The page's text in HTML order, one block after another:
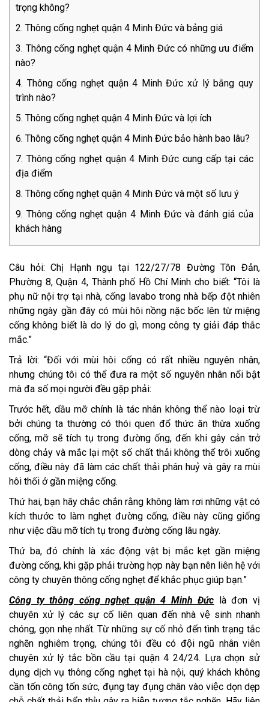
trọng không?
Thông cống nghẹt quận 4 Minh Đức và bảng giá
Thông cống nghẹt quận 4 Minh Đức có những ưu điểm
nào?
Thông cống nghẹt quận 4 Minh Đức xử lý bằng quy
trình nào?
Thông cống nghẹt quận 4 Minh Đức và lợi ích
Thông cống nghẹt quận 4 Minh Đức bảo hành bao lâu?
Thông cống nghẹt quận 4 Minh Đức cung cấp tại các
địa điểm
Thông cống nghẹt quận 4 Minh Đức và một số lưu ý
Thông cống nghẹt quận 4 Minh Đức và đánh giá của
khách hàng
Câu hỏi: Chị Hạnh ngụ tại 122/27/78 Đường Tôn Đản,
Phường 8, Quận 4, Thành phố Hồ Chí Minh cho biết: “Tôi là
phụ nữ nội trợ tại nhà, cống lavabo trong nhà bếp đột nhiên
những ngày gần đây có mùi hôi nồng nặc bốc lên từ miệng
cống không biết là do lý do gì, mong công ty giải đáp thắc
mắc.”
Trả lời: “Đối với mùi hôi cống có rất nhiều nguyên nhân,
nhưng chúng tôi có thể đưa ra một số nguyên nhân nổi bật
mà đa số mọi người đều gặp phải:
Trước hết, dầu mỡ chính là tác nhân không thể nào loại trừ
bởi chúng ta thường có thói quen đổ thức ăn thừa xuống
cống, mỡ sẽ tích tụ trong đường ống, đến khi gây cản trở
dòng chảy và mắc lại một số chất thải không thể trôi xuống
cống, điều này đã làm các chất thải phân huỷ và gây ra mùi
hôi thối ở gần miệng cống.
Thứ hai, bạn hãy chắc chắn rằng không làm rơi những vật có
kích thước to làm nghẹt đường cống, điều này cũng giống
như việc dầu mỡ tích tụ trong đường cống lâu ngày.
Thứ ba, đó chính là xác động vật bị mắc kẹt gần miệng
đường cống, khi gặp phải trường hợp này bạn nên liên hệ với
công ty chuyên thông cống nghẹt để khắc phục giúp bạn.”
Công ty thông cống nghẹt quận 4 Minh Đức là đơn vị
chuyên xử lý các sự cố liên quan đến nhà vệ sinh nhanh
chóng, gọn nhẹ nhất. Từ những sự cố nhỏ đến tình trạng tắc
nghẽn nghiêm trọng, chúng tôi đều có đội ngũ nhân viên
chuyên xử lý tắc bồn cầu tại quận 4 24/24. Lựa chọn sử
dụng dịch vụ thông cống nghẹt tại hà nội, quý khách không
cần tốn công tốn sức, đụng tay đụng chân vào việc dọn dẹp